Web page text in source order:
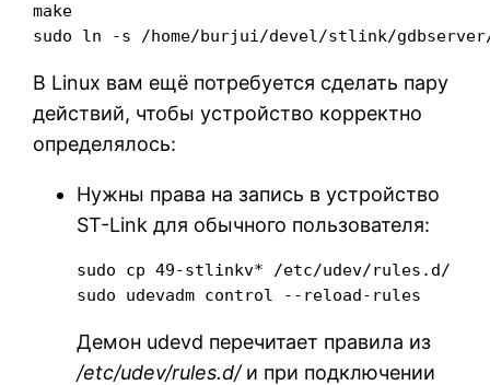
make
sudo ln -s /home/burjui/devel/stlink/
В Linux вам ещё потребуется сделать пару
действий, чтобы устройство корректно
определялось:
Нужны права на запись в устройство
ST-Link для обычного пользователя:
sudo cp 49-stlinkv* /etc/udev/rules.d/
sudo udevadm control --reload-rules
Демон udevd перечитает правила из
/etc/udev/rules.d/и при подключении